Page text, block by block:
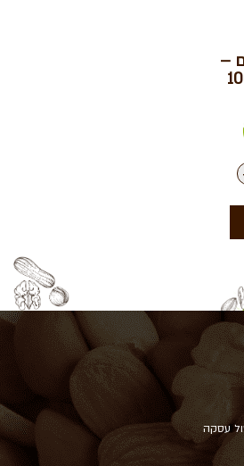
500 גרם –
₪ ל-100
עסקה